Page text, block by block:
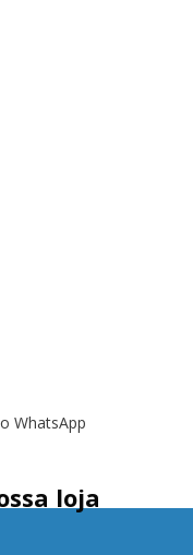
WhatsApp
loja